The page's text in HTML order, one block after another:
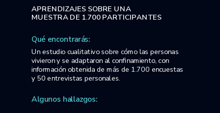
Algunos hallazgos:
APRENDIZAJES SOBRE UNA
MUESTRA DE 1.700 PARTICIPANTES
Qué encontrarás:
Un estudio cualitativo sobre cómo las personas
vivieron y se adaptaron al confinamiento, con
información obtenida de más de 1.700 encuestas
y 50 entrevistas personales.